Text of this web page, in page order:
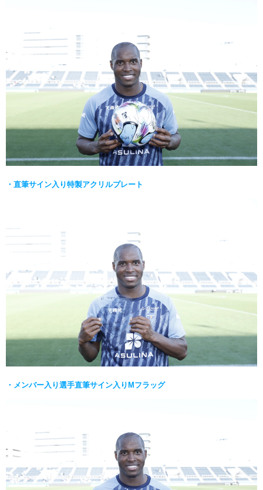
・直筆サイン入り特製アクリルプレート
・メンバー入り選手直筆サイン入りMフラッグ